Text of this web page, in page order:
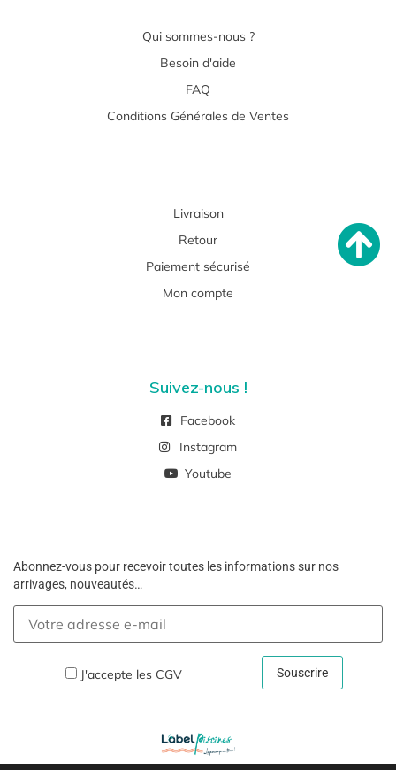
Qui sommes-nous ?
Besoin d'aide
FAQ
Conditions Générales de Ventes
Livraison
Retour
Paiement sécurisé
Mon compte
Suivez-nous !
Facebook
Instagram
Youtube
Abonnez-vous pour recevoir toutes les informations sur nos
arrivages, nouveautés…
J'accepte les CGV